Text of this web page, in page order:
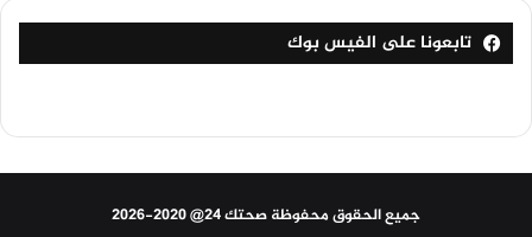
تابعونا على الفيس بوك
جميع الحقوق محفوظة صحتك 24@ 2020-2026